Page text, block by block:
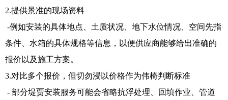
2.提供景准的现场资料
-例如安装的具体地点、土质状况、地下水位情况、空间先指
条件、水箱的具体规格等信息，以便供应商能够给出准确的
报价以及施工方案。
3.对比多个报价，但切勿浸以价格作为伟椅判断标准
- 部分堤贾安装服务可能会省略抗浮处理、回填作业、管道